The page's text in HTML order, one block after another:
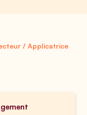
/ Applicatrice